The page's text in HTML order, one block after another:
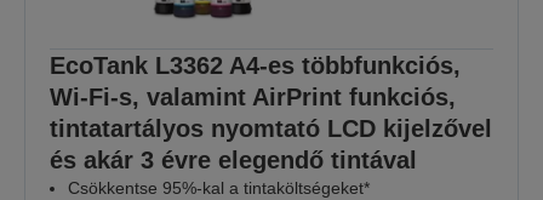
EcoTank L3362 A4-es többfunkciós,
Wi-Fi-s, valamint AirPrint funkciós,
tintatartályos nyomtató LCD kijelzővel
és akár 3 évre elegendő tintával
Csökkentse 95%-kal a tintaköltségeket*